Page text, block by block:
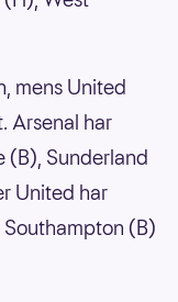
mens United
Arsenal har
(B), Sunderland
United har
(B)